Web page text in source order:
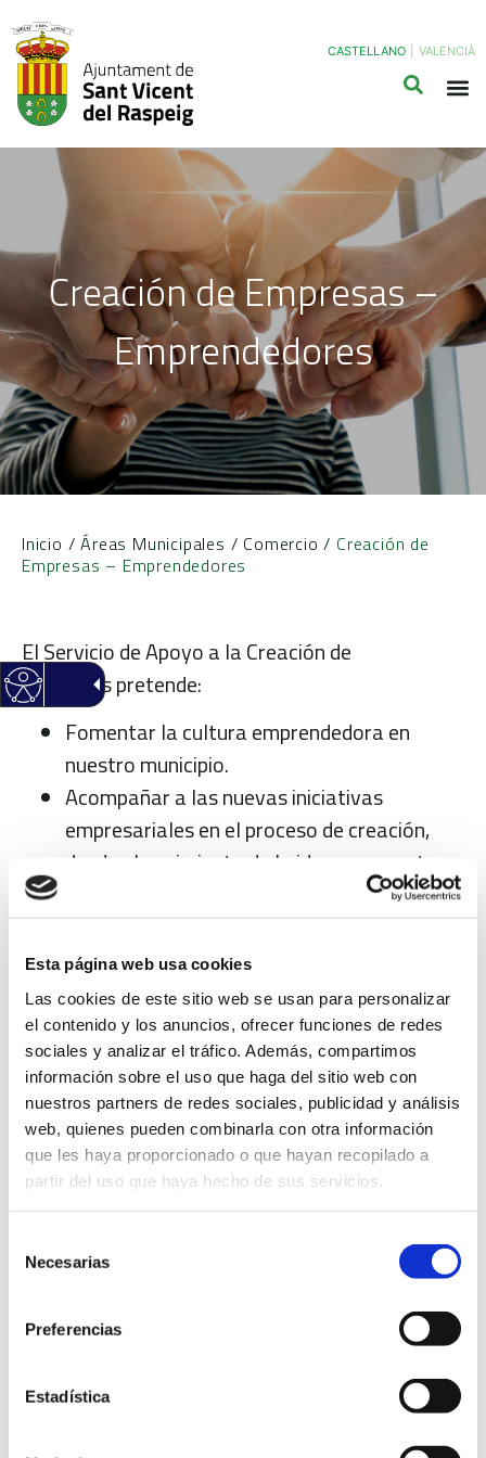
Esta página web usa cookies
Las cookies de este sitio web se usan para personalizar
el contenido y los anuncios, ofrecer funciones de redes
sociales y analizar el tráfico. Además, compartimos
información sobre el uso que haga del sitio web con
nuestros partners de redes sociales, publicidad y análisis
web, quienes pueden combinarla con otra información
que les haya proporcionado o que hayan recopilado a
partir del uso que haya hecho de sus servicios.
Necesarias
Preferencias
Estadística
CASTELLANO VALENCIÀ
Creación de Empresas –
Emprendedores
Inicio /Áreas Municipales / Comercio / Creación de
Empresas – Emprendedores
El Servicio de Apoyo a la Creación de
Empresas pretende:
Fomentar la cultura emprendedora en
nuestro municipio.
Acompañar a las nuevas iniciativas
empresariales en el proceso de creación,
desde el nacimiento de la idea o proyecto
hasta su puesta en marcha y consolidación
en el mercado.
Dotar a estas nuevas empresas de un sello
distintivo de calidad y saber-hacer.
Información y asesoramiento en materia de
creación de empresas
A través de este servicio ofrecemos una
información y orientación inicial sobre aquellos
aspectos que interesan al emprendedor/a
(jurídicos, fiscales y laborales; subvenciones y
financiación para la puesta en marcha,…),
la idea empresarial.